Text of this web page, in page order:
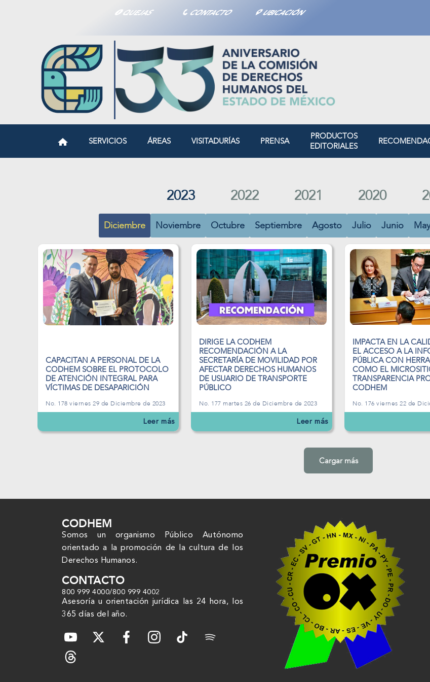
QUEJAS CONTACTO UBICACIÓN
SERVICIOS ÁREAS VISITADURÍAS PRENSA
PRODUCTOS
EDITORIALES
2023 2022 2021 2020
Diciembre Noviembre Octubre Septiembre Agosto Julio Junio
CAPACITAN A PERSONAL DE LA
CODHEM SOBRE EL PROTOCOLO
DE ATENCIÓN INTEGRAL PARA
VÍCTIMAS DE DESAPARICIÓN
No. 178 viernes 29 de Diciembre de 2023
Leer más
DIRIGE LA CODHEM
RECOMENDACIÓN A LA
SECRETARÍA DE MOVILIDAD POR
AFECTAR DERECHOS HUMANOS
DE USUARIO DE TRANSPORTE
PÚBLICO
No. 177 martes 26 de Diciembre de 2023
Leer más
IMPACTA EN LA
EL ACCESO A LA
PÚBLICA CON
COMO EL
TRANSPARENCIA
CODHEM
No. 176 viernes 22 de
Cargar más
CODHEM
Somos un organismo Público Autónomo
orientado a la promoción de la cultura de los
Derechos Humanos.
CONTACTO
800 999 4000/800 999 4002
Asesoría u orientación jurídica las 24 hora, los
365 días del año.